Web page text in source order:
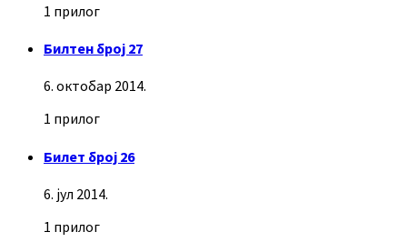
1 прилог
Билтен број 27
6. октобар 2014.
1 прилог
Билет број 26
6. јул 2014.
1 прилог